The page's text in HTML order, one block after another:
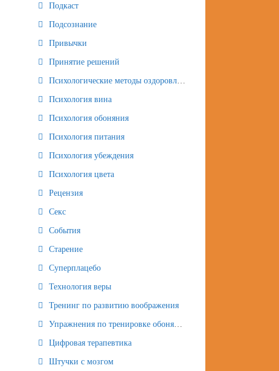
Подкаст
Подсознание
Привычки
Принятие решений
Психологические методы оздоровления и омоложения
Психология вина
Психология обоняния
Психология питания
Психология убеждения
Психология цвета
Рецензия
Секс
События
Старение
Суперплацебо
Технология веры
Тренинг по развитию воображения
Упражнения по тренировке обоняния
Цифровая терапевтика
Штучки с мозгом